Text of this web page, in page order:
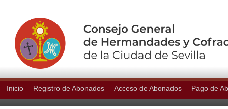
Inicio Registro de Abonados Acceso de Abonados Pago de